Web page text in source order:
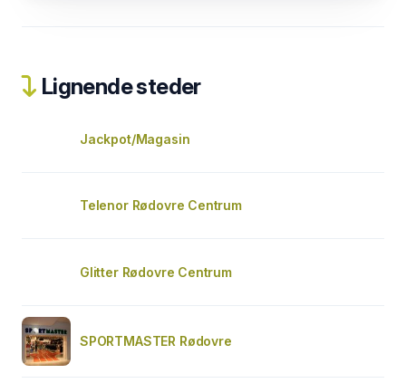
Lignende steder
Jackpot/Magasin
Telenor Rødovre Centrum
Glitter Rødovre Centrum
SPORTMASTER Rødovre